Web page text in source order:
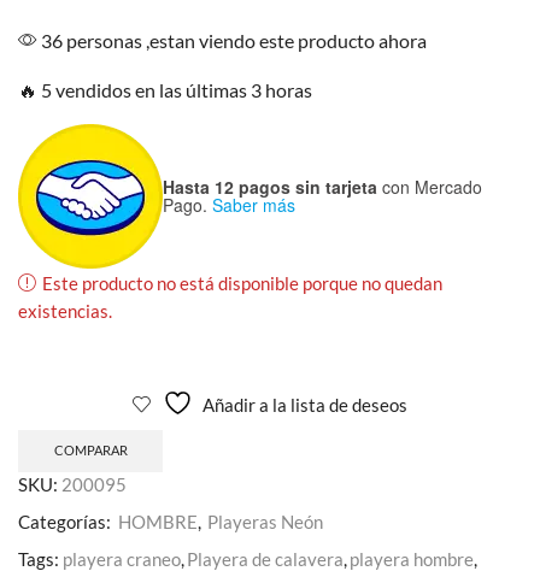
36 personas ,estan viendo este producto ahora
🔥 5 vendidos en las últimas 3 horas
Hasta 12 pagos sin tarjeta con Mercado
Pago. Saber más
Este producto no está disponible porque no quedan
existencias.
Añadir a la lista de deseos
COMPARAR
SKU: 200095
Categorías: HOMBRE Playeras Neón
Tags: playera craneo Playera de calavera playera hombre